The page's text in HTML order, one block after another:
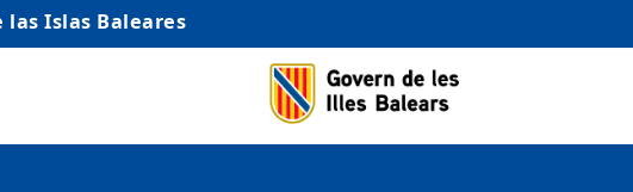
las Islas Baleares